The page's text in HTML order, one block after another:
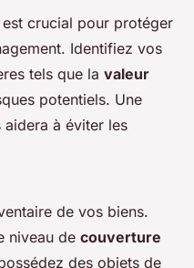
est crucial pour protéger
Identifiez vos
tels que la valeur
potentiels. Une
à éviter les
de vos biens.
niveau de couverture
des objets de